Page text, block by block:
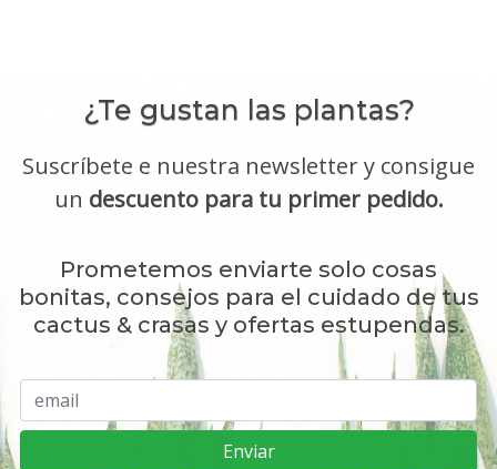
¿Te gustan las plantas?
Suscríbete e nuestra newsletter y consigue
un descuento para tu primer pedido.
Prometemos enviarte solo cosas
bonitas, consejos para el cuidado de tus
cactus & crasas y ofertas estupendas.
Enviar